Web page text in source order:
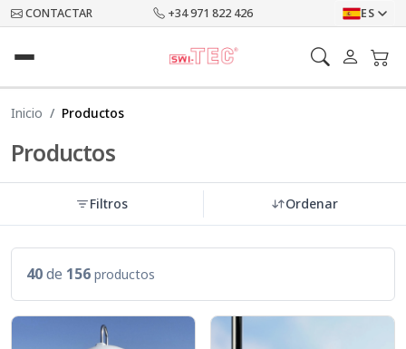
CONTACTAR +34 971 822 426 ES
Inicio Productos
Productos
Filtros Ordenar
40de 156 productos